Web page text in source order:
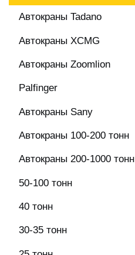
Автокраны Tadano
Автокраны XCMG
Автокраны Zoomlion
Palfinger
Автокраны Sany
Автокраны 100-200 тонн
Автокраны 200-1000 тонн
50-100 тонн
40 тонн
30-35 тонн